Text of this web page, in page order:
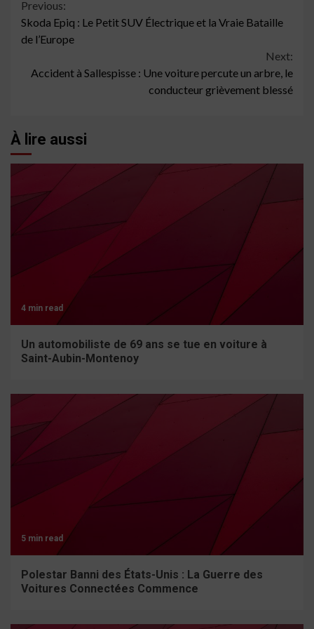
Continue
Reading
Previous:
Skoda Epiq : Le Petit SUV Électrique et la Vraie Bataille
de l’Europe
Next:
Accident à Sallespisse : Une voiture percute un arbre, le
conducteur grièvement blessé
À lire aussi
4 min read
Un automobiliste de 69 ans se tue en voiture à
Saint-Aubin-Montenoy
5 min read
Polestar Banni des États-Unis : La Guerre des
Voitures Connectées Commence